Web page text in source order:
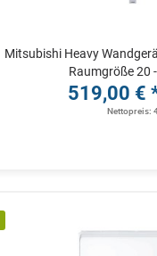
Mitsubishi Heavy
Raumgröße 20
519,00 €
Nettopreis: